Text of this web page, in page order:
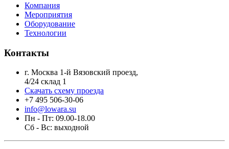
Компания
Мероприятия
Оборудование
Технологии
Контакты
г. Москва 1-й Вязовский проезд,
4/24 склад 1
Скачать схему проезда
+7 495 506-30-06
info@lowara.su
Пн - Пт: 09.00-18.00
Сб - Вс: выходной